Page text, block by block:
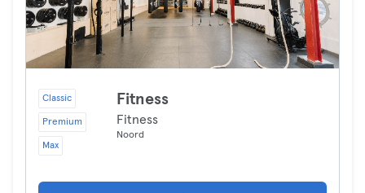
Classic
Premium
Max
Fitness
Fitness
Noord